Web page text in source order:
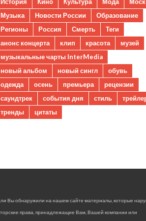
Музыка
Новости России
Образование
Регионы
Россия Смерть
Теги
анонс концерта
клип красота
музей
музыкальные чарты InterMedia
новый альбом
новый сингл
обувь
одежда
осень премьера
рецензии
саундтрек
события дня стиль
тренды
цитаты
Вы обнаружили на нашем сайте материалы, которые
права, принадлежащие Вам, Вашей компании или